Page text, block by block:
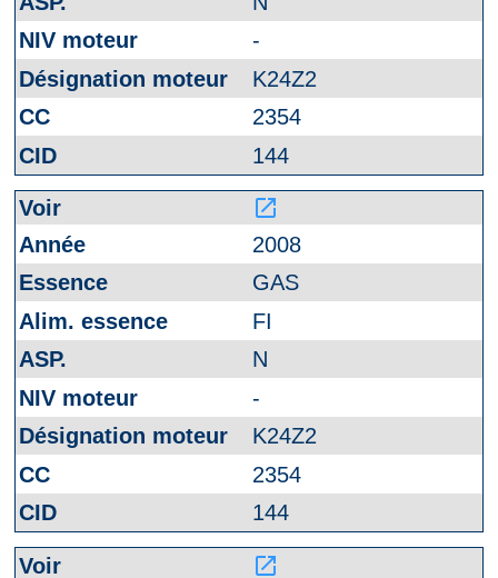
-
K24Z2
2354
144
launch
2008
GAS
FI
N
-
K24Z2
2354
144
launch